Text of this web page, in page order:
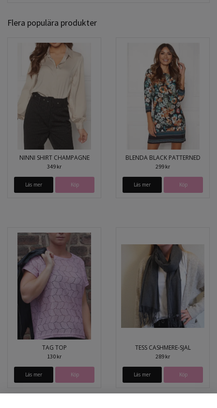
Flera populära produkter
NINNI SHIRT CHAMPAGNE
349 kr
Läs mer Köp
BLENDA BLACK PATTERNED
299 kr
Läs mer Köp
TAG TOP
130 kr
Läs mer Köp
TESS CASHMERE-SJAL
289 kr
Läs mer Köp